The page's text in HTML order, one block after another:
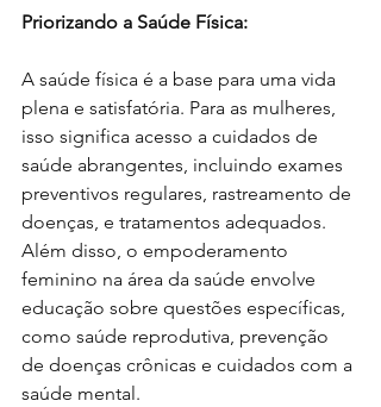
Priorizando a Saúde Física:
A saúde física é a base para uma vida
plena e satisfatória. Para as mulheres,
isso significa acesso a cuidados de
saúde abrangentes, incluindo exames
preventivos regulares, rastreamento de
doenças, e tratamentos adequados.
Além disso, o empoderamento
feminino na área da saúde envolve
educação sobre questões específicas,
como saúde reprodutiva, prevenção
de doenças crônicas e cuidados com a
saúde mental.